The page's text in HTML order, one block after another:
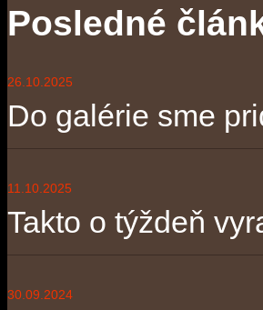
Posledné
26.10.2025
Do galérie sme
11.10.2025
Takto o týždeň
30.09.2024